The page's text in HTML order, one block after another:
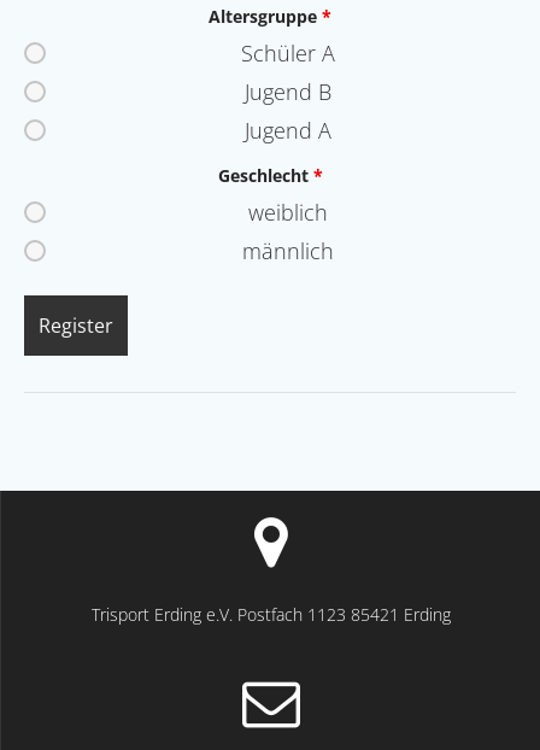
Altersgruppe *
Schüler A
Jugend B
Jugend A
Geschlecht *
weiblich
männlich
Trisport Erding e.V. Postfach 1123 85421 Erding